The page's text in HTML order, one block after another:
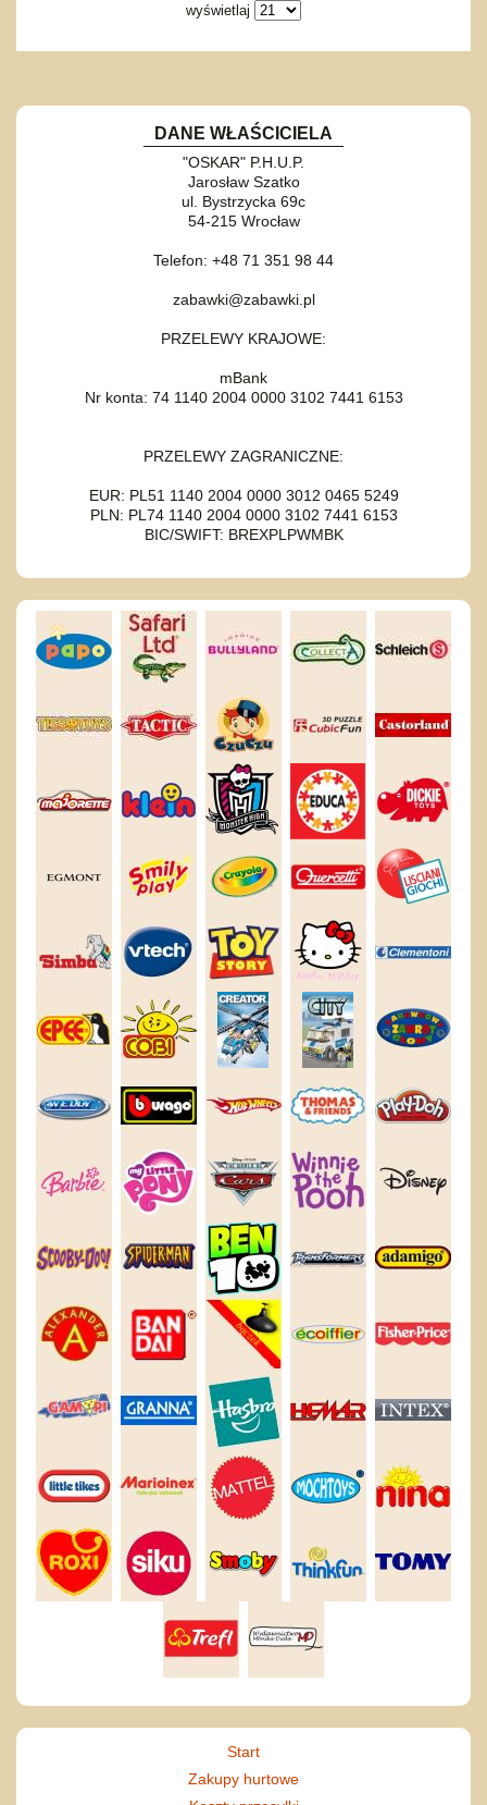
wyświetlaj
DANE WŁAŚCICIELA
"OSKAR" P.H.U.P.
Jarosław Szatko
ul. Bystrzycka 69c
54-215 Wrocław
Telefon: +48 71 351 98 44
zabawki@zabawki.pl
PRZELEWY KRAJOWE:
mBank
Nr konta: 74 1140 2004 0000 3102 7441 6153
PRZELEWY ZAGRANICZNE:
EUR: PL51 1140 2004 0000 3012 0465 5249
PLN: PL74 1140 2004 0000 3102 7441 6153
BIC/SWIFT: BREXPLPWMBK
Start
Zakupy hurtowe